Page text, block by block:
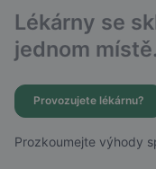
Lékárny se
jednom místě.
Provozujete lékárnu?
Prozkoumejte výhody